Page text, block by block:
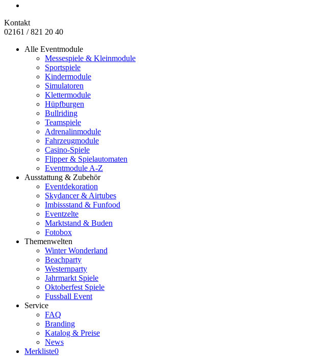
Kontakt
02161 / 821 20 40
Alle Eventmodule
Messespiele & Kleinmodule
Sportspiele
Kindermodule
Simulatoren
Klettermodule
Hüpfburgen
Bullriding
Teamspiele
Adrenalinmodule
Fahrzeugmodule
Casino-Spiele
Flipper & Spielautomaten
Eventmodule A-Z
Ausstattung & Zubehör
Eventdekoration
Skydancer & Airtubes
Imbissstand & Funfood
Eventzelte
Marktstand & Buden
Fotobox
Themenwelten
Winter Wonderland
Beachparty
Westernparty
Jahrmarkt Spiele
Oktoberfest Spiele
Fussball Event
Service
FAQ
Branding
Katalog & Preise
News
Merkliste0